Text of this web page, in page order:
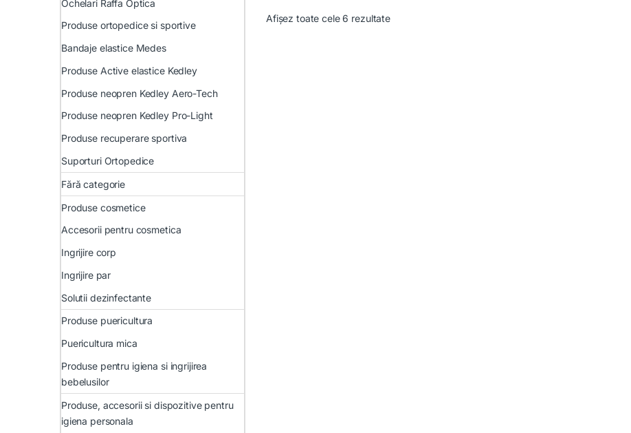
Afișez toate cele 6 rezultate
Ochelari Raffa Optica
Produse ortopedice si sportive
Bandaje elastice Medes
Produse Active elastice Kedley
Produse neopren Kedley Aero-Tech
Produse neopren Kedley Pro-Light
Produse recuperare sportiva
Suporturi Ortopedice
Fără categorie
Produse cosmetice
Accesorii pentru cosmetica
Ingrijire corp
Ingrijire par
Solutii dezinfectante
Produse puericultura
Puericultura mica
Produse pentru igiena si ingrijirea
bebelusilor
Produse, accesorii si dispozitive pentru
igiena personala